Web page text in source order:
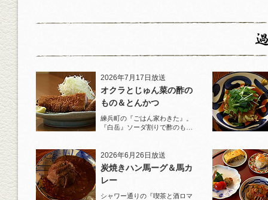
2026年7月17日放送
オクラとじゅん菜の酢の
もの＆とんかつ
練兵町の『ごはん家わきた』。
『白岳』ソーダ割りで酢のもの
2026年6月26日放送
炭焼きハン馬ーグ＆馬カ
レー
シャワー通りの『喫茶と酒ロマ